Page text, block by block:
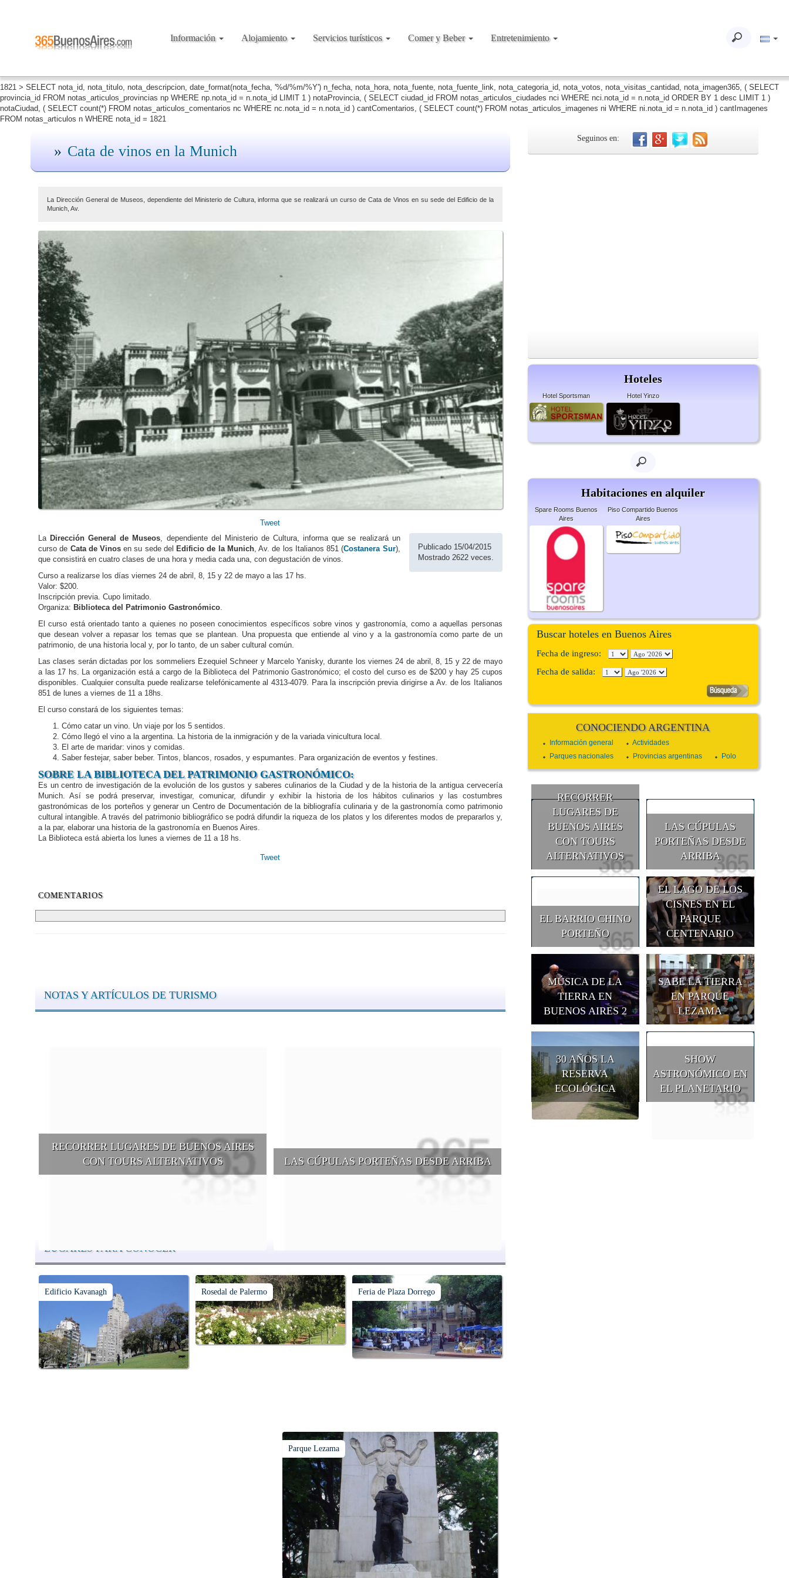
1821 > SELECT nota_id, nota_titulo, nota_descripcion, date_format(nota_fecha, '%d/%m/%Y') n_fecha, nota_hora, nota_fuente, nota_fuente_link, nota_categoria_id, nota_votos, nota_visitas_cantidad, nota_imagen365, ( SELECT
provincia_id FROM notas_articulos_provincias np WHERE np.nota_id = n.nota_id LIMIT 1 ) notaProvincia, ( SELECT ciudad_id FROM notas_articulos_ciudades nci WHERE nci.nota_id = n.nota_id ORDER BY 1 desc LIMIT 1 )
notaCiudad, ( SELECT count(*) FROM notas_articulos_comentarios nc WHERE nc.nota_id = n.nota_id ) cantComentarios, ( SELECT count(*) FROM notas_articulos_imagenes ni WHERE ni.nota_id = n.nota_id ) cantImagenes
FROM notas_articulos n WHERE nota_id = 1821
Información Alojamiento Servicios turísticos Comer y Beber Entretenimiento
Cata de vinos en la Munich
La Dirección General de Museos, dependiente del Ministerio de Cultura, informa que se realizará un curso de Cata de Vinos en su sede del Edificio de la
Munich, Av.
Tweet
Publicado 15/04/2015
Mostrado 2622 veces.
La Dirección General de Museos, dependiente del Ministerio de Cultura, informa que se realizará un
curso de Cata de Vinos en su sede del Edificio de la Munich, Av. de los Italianos 851 (Costanera Sur),
que consistirá en cuatro clases de una hora y media cada una, con degustación de vinos.
Curso a realizarse los días viernes 24 de abril, 8, 15 y 22 de mayo a las 17 hs.
Valor: $200.
Inscripción previa. Cupo limitado.
Organiza: Biblioteca del Patrimonio Gastronómico.
El curso está orientado tanto a quienes no poseen conocimientos específicos sobre vinos y gastronomía, como a aquellas personas
que desean volver a repasar los temas que se plantean. Una propuesta que entiende al vino y a la gastronomía como parte de un
patrimonio, de una historia local y, por lo tanto, de un saber cultural común.
Las clases serán dictadas por los sommeliers Ezequiel Schneer y Marcelo Yanisky, durante los viernes 24 de abril, 8, 15 y 22 de mayo
a las 17 hs. La organización está a cargo de la Biblioteca del Patrimonio Gastronómico; el costo del curso es de $200 y hay 25 cupos
disponibles. Cualquier consulta puede realizarse telefónicamente al 4313-4079. Para la inscripción previa dirigirse a Av. de los Italianos
851 de lunes a viernes de 11 a 18hs.
El curso constará de los siguientes temas:
Cómo catar un vino. Un viaje por los 5 sentidos.
Cómo llegó el vino a la argentina. La historia de la inmigración y de la variada vinicultura local.
El arte de maridar: vinos y comidas.
Saber festejar, saber beber. Tintos, blancos, rosados, y espumantes. Para organización de eventos y festines.
SOBRE LA BIBLIOTECA DEL PATRIMONIO GASTRONÓMICO:
Es un centro de investigación de la evolución de los gustos y saberes culinarios de la Ciudad y de la historia de la antigua cervecería
Munich. Así se podrá preservar, investigar, comunicar, difundir y exhibir la historia de los hábitos culinarios y las costumbres
gastronómicas de los porteños y generar un Centro de Documentación de la bibliografía culinaria y de la gastronomía como patrimonio
cultural intangible. A través del patrimonio bibliográfico se podrá difundir la riqueza de los platos y los diferentes modos de prepararlos y,
a la par, elaborar una historia de la gastronomía en Buenos Aires.
La Biblioteca está abierta los lunes a viernes de 11 a 18 hs.
Tweet
COMENTARIOS
NOTAS Y ARTÍCULOS DE TURISMO
RECORRER LUGARES DE BUENOS AIRES
CON TOURS ALTERNATIVOS
LAS CÚPULAS PORTEÑAS DESDE ARRIBA
LUGARES PARA CONOCER
Edificio Kavanagh Rosedal de Palermo Feria de Plaza Dorrego
Parque Lezama
Seguinos en:
Hoteles
Hotel Sportsman Hotel Yinzo
Habitaciones en alquiler
Spare Rooms Buenos
Aires
Piso Compartido Buenos
Aires
Buscar hoteles en Buenos Aires
Fecha de ingreso:
Fecha de salida:
CONOCIENDO ARGENTINA
Información general
Actividades
Parques nacionales
Provincias argentinas Polo
RECORRER
LUGARES DE
BUENOS AIRES
CON TOURS
ALTERNATIVOS
LAS CÚPULAS
PORTEÑAS DESDE
ARRIBA
EL BARRIO CHINO
PORTEÑO
EL LAGO DE LOS
CISNES EN EL
PARQUE
CENTENARIO
MÚSICA DE LA
TIERRA EN
BUENOS AIRES 2
SABE LA TIERRA
EN PARQUE
LEZAMA
30 AÑOS LA
RESERVA
ECOLÓGICA
SHOW
ASTRONÓMICO EN
EL PLANETARIO